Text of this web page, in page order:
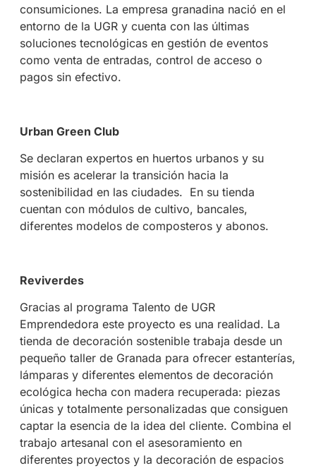
consumiciones. La empresa granadina nació en el
entorno de la UGR y cuenta con las últimas
soluciones tecnológicas en gestión de eventos
como venta de entradas, control de acceso o
pagos sin efectivo.
Urban Green Club
Se declaran expertos en huertos urbanos y su
misión es acelerar la transición hacia la
sostenibilidad en las ciudades. En su tienda
cuentan con módulos de cultivo, bancales,
diferentes modelos de composteros y abonos.
Reviverdes
Gracias al programa Talento de UGR
Emprendedora este proyecto es una realidad. La
tienda de decoración sostenible trabaja desde un
pequeño taller de Granada para ofrecer estanterías,
lámparas y diferentes elementos de decoración
ecológica hecha con madera recuperada: piezas
únicas y totalmente personalizadas que consiguen
captar la esencia de la idea del cliente. Combina el
trabajo artesanal con el asesoramiento en
diferentes proyectos y la decoración de espacios